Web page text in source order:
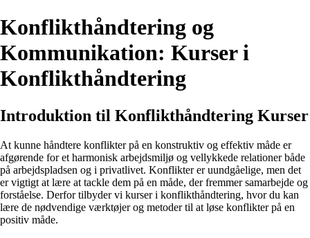
Konflikthåndtering og
Kommunikation: Kurser i
Konflikthåndtering
Introduktion til Konflikthåndtering Kurser
At kunne håndtere konflikter på en konstruktiv og effektiv måde er
afgørende for et harmonisk arbejdsmiljø og vellykkede relationer både
på arbejdspladsen og i privatlivet. Konflikter er uundgåelige, men det
er vigtigt at lære at tackle dem på en måde, der fremmer samarbejde og
forståelse. Derfor tilbyder vi kurser i konflikthåndtering, hvor du kan
lære de nødvendige værktøjer og metoder til at løse konflikter på en
positiv måde.